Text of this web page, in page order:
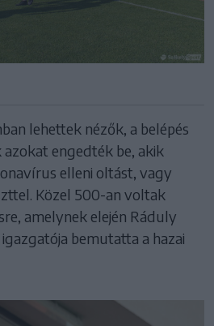
lehettek nézők, a belépés
azokat engedték be, akik
elleni oltást, vagy
Közel 500-an voltak
amelynek elején Ráduly
bemutatta a hazai